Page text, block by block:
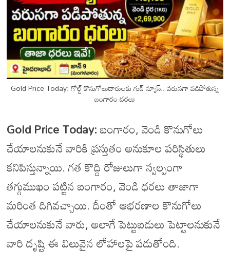
Gold Price Today: గోల్డ్ కొనుగోలుదారులకు గుడ్ న్యూస్.. వరుసగా పడిపోతున్న
బంగారం ధరలు
Gold Price Today:బంగారం, వెండి కొనుగోలు
చేయాలనుకునే వారికి ప్రస్తుతం అనుకూల పరిస్థితులు
కనిపిస్తున్నాయి. గత కొద్ది రోజులుగా స్వల్పంగా
తగ్గుముఖం పట్టిన బంగారం, వెండి ధరలు తాజాగా
మరింత దిగివచ్చాయి. దీంతో ఆభరణాల కొనుగోలు
చేయాలనుకునే వారు, అలాగే పెట్టుబడులు పెట్టాలనుకునే
వారి దృష్టి ఈ విలువైన లోహాలపై పడుతోంది.